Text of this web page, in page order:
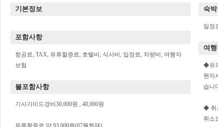
기본정보
포함사항
항공료, TAX, 유류할증료, 호텔비, 식사비, 입장료, 차량비, 여행자
보험
불포함사항
기사가이드경비30,000원 , 40,000원
유류할증료 약 93,000원(07월현재)
숙
일정
여
◆유
현지
습니
◆ 취
취소